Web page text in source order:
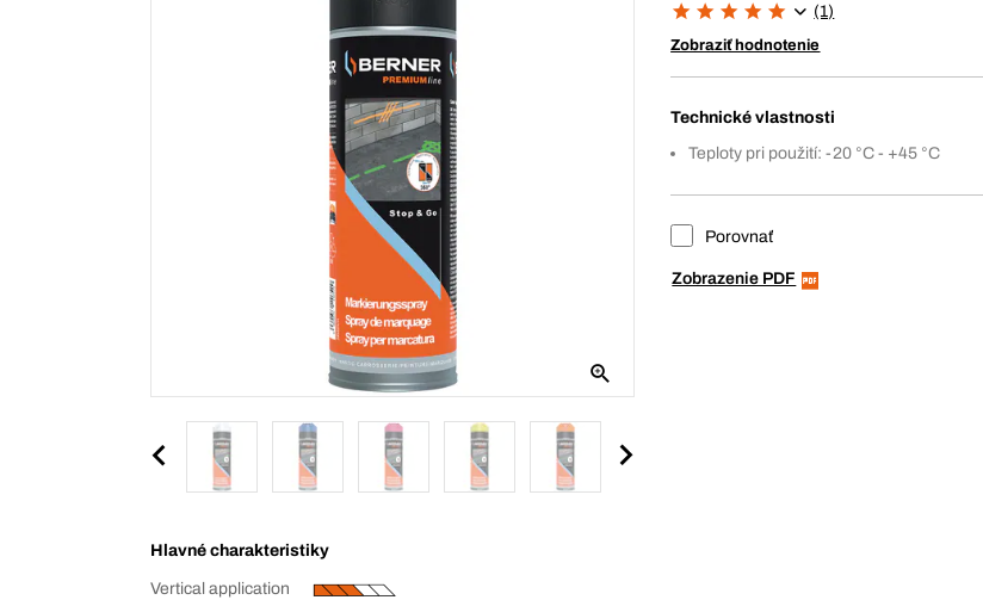
Hlavné charakteristiky
Vertical application
(1)
Zobraziť hodnotenie
Technické vlastnosti
Teploty pri použití: -20 °C - +45 °C
Porovnať
Zobrazenie PDF